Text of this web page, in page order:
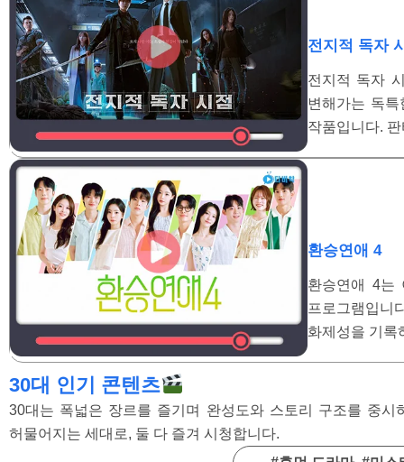
전지적 독자
전지적 독자
변해가는 독
작품입니다.
환승연애 4
환승연애 4는
프로그램입
화제성을 기록
30대 인기 콘텐츠
30대는 폭넓은 장르를 즐기며 완성도와 스토리 구조를 중
허물어지는 세대로, 둘 다 즐겨 시청합니다.